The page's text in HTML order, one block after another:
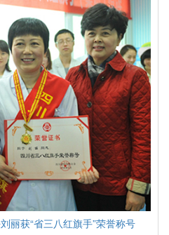
丽获“省三八红旗手”荣誉称号